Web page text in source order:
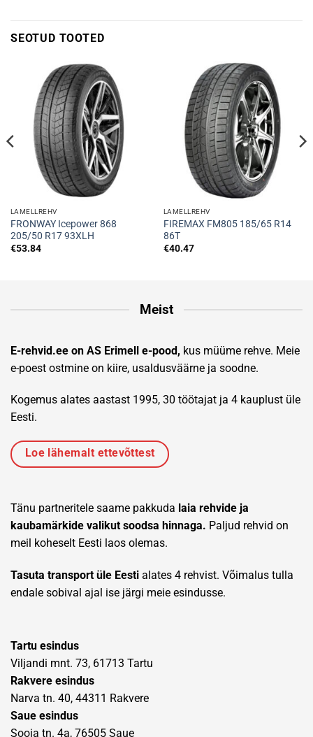
SEOTUD TOOTED
LAMELLREHV
FRONWAY Icepower 868
205/50 R17 93XLH
€53.84
LAMELLREHV
FIREMAX FM805 185/65 R14
86T
€40.47
Meist
E-rehvid.ee on AS Erimell e-pood, kus müüme rehve. Meie
e-poest ostmine on kiire, usaldusväärne ja soodne.
Kogemus alates aastast 1995, 30 töötajat ja 4 kauplust üle
Eesti.
Loe lähemalt ettevõttest
Tänu partneritele saame pakkuda laia rehvide ja
kaubamärkide valikut soodsa hinnaga. Paljud rehvid on
meil koheselt Eesti laos olemas.
Tasuta transport üle Eesti alates 4 rehvist. Võimalus tulla
endale sobival ajal ise järgi meie esindusse.
Tartu esindus
Viljandi mnt. 73, 61713 Tartu
Rakvere esindus
Narva tn. 40, 44311 Rakvere
Saue esindus
Sooja tn. 4a, 76505 Saue